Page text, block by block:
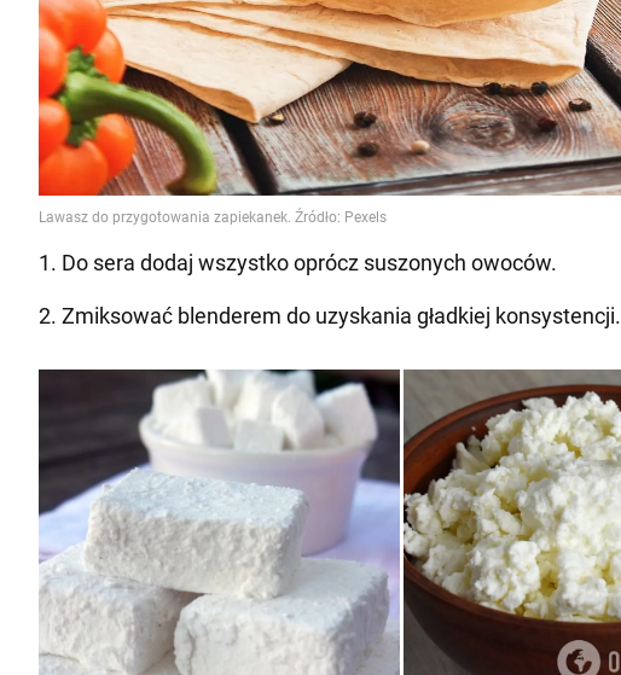
1. Do sera dodaj wszystko oprócz suszonych owoców.
2. Zmiksować blenderem do uzyskania gładkiej konsystencji.